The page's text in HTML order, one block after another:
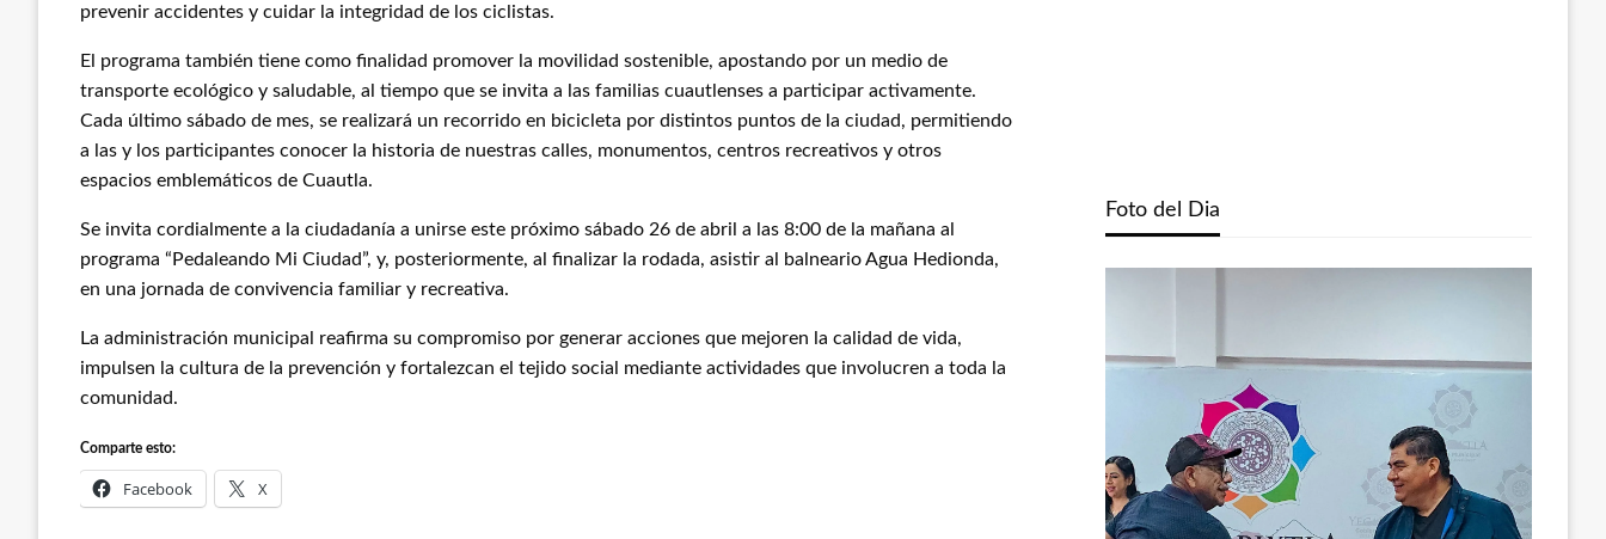
prevenir accidentes y cuidar la integridad de los ciclistas.
El programa también tiene como finalidad promover la movilidad sostenible, apostando por un medio de
transporte ecológico y saludable, al tiempo que se invita a las familias cuautlenses a participar activamente.
Cada último sábado de mes, se realizará un recorrido en bicicleta por distintos puntos de la ciudad, permitiendo
a las y los participantes conocer la historia de nuestras calles, monumentos, centros recreativos y otros
espacios emblemáticos de Cuautla.
Se invita cordialmente a la ciudadanía a unirse este próximo sábado 26 de abril a las 8:00 de la mañana al
programa “Pedaleando Mi Ciudad”, y, posteriormente, al finalizar la rodada, asistir al balneario Agua Hedionda,
en una jornada de convivencia familiar y recreativa.
La administración municipal reafirma su compromiso por generar acciones que mejoren la calidad de vida,
impulsen la cultura de la prevención y fortalezcan el tejido social mediante actividades que involucren a toda la
comunidad.
Comparte esto:
Facebook X
Foto del Dia